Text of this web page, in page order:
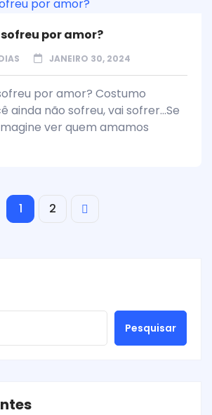
por amor?
JANEIRO 30, 2024
por amor? Costumo
ainda não sofreu, vai sofrer...Se
ver quem amamos
1 2
Pesquisar